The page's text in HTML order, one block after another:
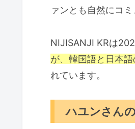
ァンとも自然にコ
NIJISANJI KRは
が、韓国語と日本
れています。
ハユンさん